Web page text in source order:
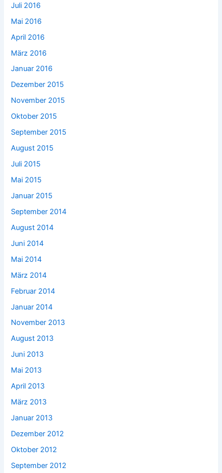
Juli 2016
Mai 2016
April 2016
März 2016
Januar 2016
Dezember 2015
November 2015
Oktober 2015
September 2015
August 2015
Juli 2015
Mai 2015
Januar 2015
September 2014
August 2014
Juni 2014
Mai 2014
März 2014
Februar 2014
Januar 2014
November 2013
August 2013
Juni 2013
Mai 2013
April 2013
März 2013
Januar 2013
Dezember 2012
Oktober 2012
September 2012